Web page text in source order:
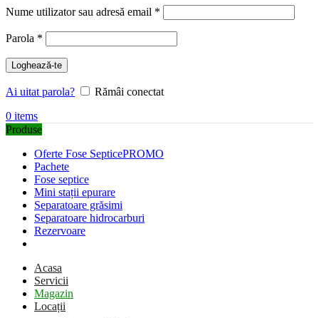
Nume utilizator sau adresă email *
Parola *
Loghează-te
Ai uitat parola?
Rămâi conectat
0 items
Produse
Oferte Fose SepticePROMO
Pachete
Fose septice
Mini stații epurare
Separatoare grăsimi
Separatoare hidrocarburi
Rezervoare
Acasa
Servicii
Magazin
Locații